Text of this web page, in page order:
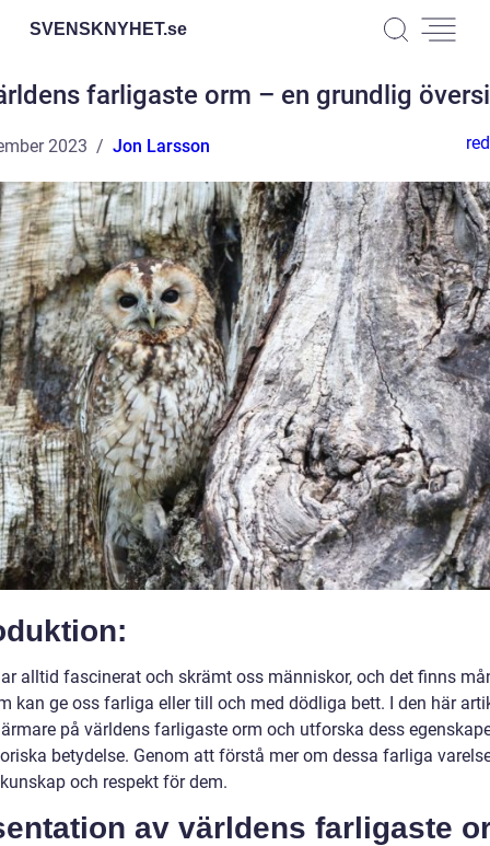
SVENSKNYHET.se
farligaste orm – en grundlig
2023 Jon Larsson
alltid fascinerat och skrämt oss människor, och det finns
kan ge oss farliga eller till och med dödliga bett. I den här
på världens farligaste orm och utforska dess
betydelse. Genom att förstå mer om dessa farliga
och respekt för dem.
av världens farligaste